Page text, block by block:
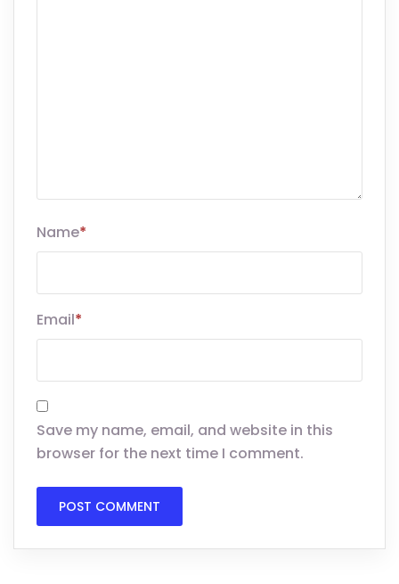
Name*
Email*
Save my name, email, and website in this
browser for the next time I comment.